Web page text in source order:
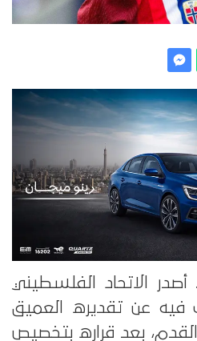
الاتحاد الفلسطيني
فيه عن تقديره العميق
القدم، بعد قراره بتخصيص